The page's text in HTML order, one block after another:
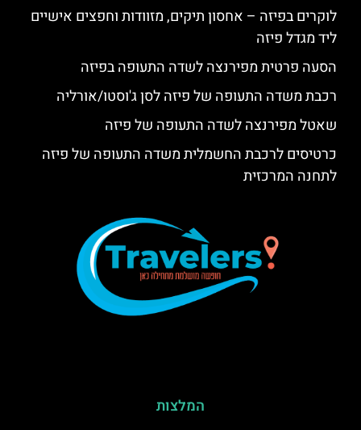
לוקרים בפיזה – אחסון תיקים, מזוודות וחפצים אישיים
ליד מגדל פיזה
הסעה פרטית מפירנצה לשדה התעופה בפיזה
רכבת משדה התעופה של פיזה לסן ג'וסטו/אורליה
שאטל מפירנצה לשדה התעופה של פיזה
כרטיסים לרכבת החשמלית משדה התעופה של פיזה
לתחנה המרכזית
המלצות